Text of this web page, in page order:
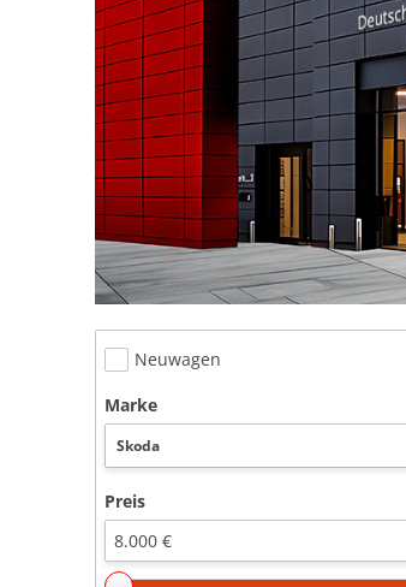
Neuwagen
Marke
Preis